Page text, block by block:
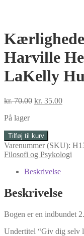
Harville
LaKelly
kr.70.00 Den
kr. 70.00.
kr. 35.00Den
På lager
Kærlighedens
Alkymi
af
Hendrix
Helen
LaKelly
antal
Tilføj til kurv
Varenummer (SKU):
Filosofi og Psykologi
Beskrivelse
Beskrivelse
Bogen er en indbundet
Undertitel “Giv dig selv